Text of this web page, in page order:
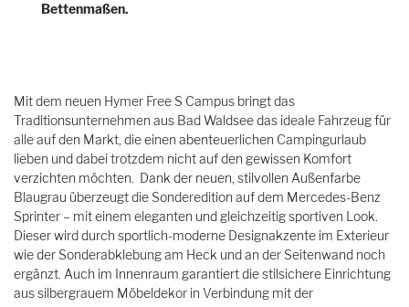
Bettenmaßen.
Mit dem neuen Hymer Free S Campus bringt das
Traditionsunternehmen aus Bad Waldsee das ideale Fahrzeug für
alle auf den Markt, die einen abenteuerlichen Campingurlaub
lieben und dabei trotzdem nicht auf den gewissen Komfort
verzichten möchten. Dank der neuen, stilvollen Außenfarbe
Blaugrau überzeugt die Sonderedition auf dem Mercedes-Benz
Sprinter – mit einem eleganten und gleichzeitig sportiven Look.
Dieser wird durch sportlich-moderne Designakzente im Exterieur
wie der Sonderabklebung am Heck und an der Seitenwand noch
ergänzt. Auch im Innenraum garantiert die stilsichere Einrichtung
aus silbergrauem Möbeldekor in Verbindung mit der